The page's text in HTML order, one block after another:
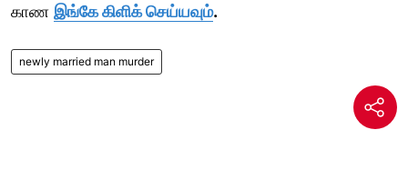
காண இங்கே கிளிக் செய்யவும்.
newly married man murder